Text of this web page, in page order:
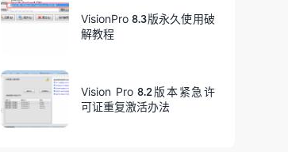
VisionPro 8.3版永久使用破
解教程
Vision Pro 8.2版本紧急许
可证重复激活办法